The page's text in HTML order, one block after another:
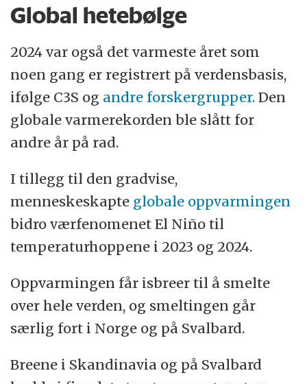
Global hetebølge
2024 var også det varmeste året som
noen gang er registrert på verdensbasis,
ifølge C3S og andre forskergrupper.Den
globale varmerekorden ble slått for
andre år på rad.
I tillegg til den gradvise,
menneskeskapte globale oppvarmingen
bidro værfenomenet El Niño til
temperaturhoppene i 2023 og 2024.
Oppvarmingen får isbreer til å smelte
over hele verden, og smeltingen går
særlig fort i Norge og på Svalbard.
Breene i Skandinavia og på Svalbard